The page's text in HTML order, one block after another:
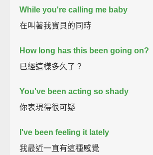
While you're calling me baby
在叫著我寶貝的同時
How long has this been going on?
已經這樣多久了？
You've been acting so shady
你表現得很可疑
I've been feeling it lately
我最近一直有這種感覺